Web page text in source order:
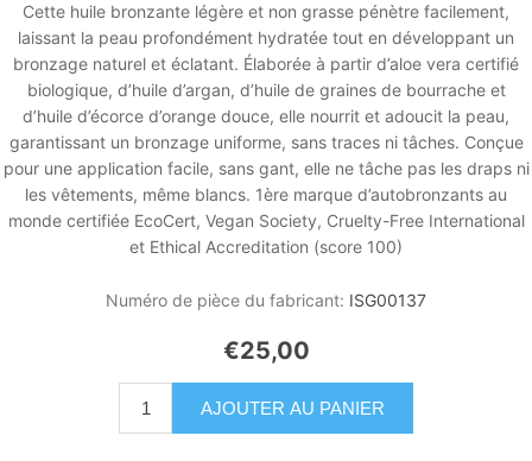
Cette huile bronzante légère et non grasse pénètre facilement,
laissant la peau profondément hydratée tout en développant un
bronzage naturel et éclatant. Élaborée à partir d’aloe vera certifié
biologique, d’huile d’argan, d’huile de graines de bourrache et
d’huile d’écorce d’orange douce, elle nourrit et adoucit la peau,
garantissant un bronzage uniforme, sans traces ni tâches. Conçue
pour une application facile, sans gant, elle ne tâche pas les draps ni
les vêtements, même blancs. 1ère marque d’autobronzants au
monde certifiée EcoCert, Vegan Society, Cruelty-Free International
et Ethical Accreditation (score 100)
Numéro de pièce du fabricant: ISG00137
€25,00
AJOUTER AU PANIER